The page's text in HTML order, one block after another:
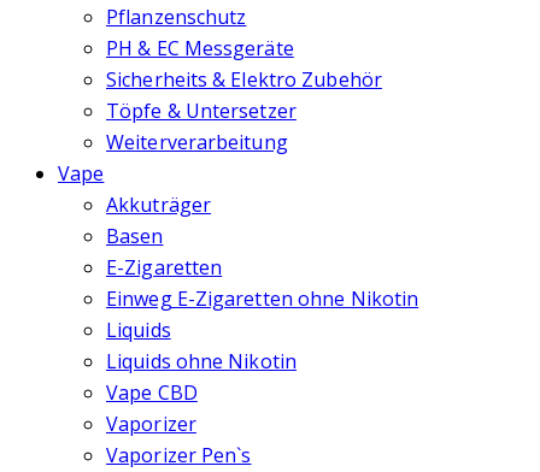
Pflanzenschutz
PH & EC Messgeräte
Sicherheits & Elektro Zubehör
Töpfe & Untersetzer
Weiterverarbeitung
Vape
Akkuträger
Basen
E-Zigaretten
Einweg E-Zigaretten ohne Nikotin
Liquids
Liquids ohne Nikotin
Vape CBD
Vaporizer
Vaporizer Pen`s